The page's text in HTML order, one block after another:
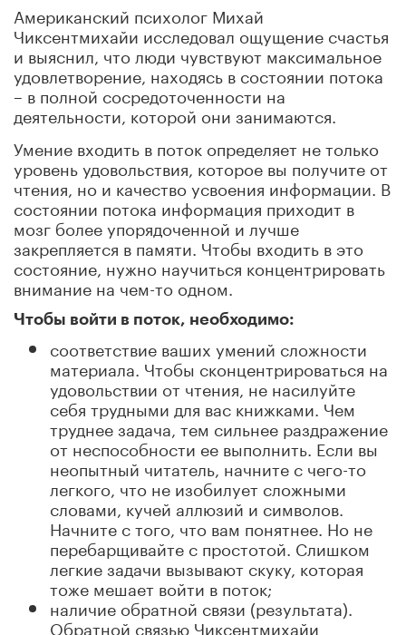
Американский психолог Михай
Чиксентмихайи исследовал ощущение счастья
и выяснил, что люди чувствуют максимальное
удовлетворение, находясь в состоянии потока
– в полной сосредоточенности на
деятельности, которой они занимаются.
Умение входить в поток определяет не только
уровень удовольствия, которое вы получите от
чтения, но и качество усвоения информации. В
состоянии потока информация приходит в
мозг более упорядоченной и лучше
закрепляется в памяти. Чтобы входить в это
состояние, нужно научиться концентрировать
внимание на чем-то одном.
Чтобы войти в поток, необходимо:
соответствие ваших умений сложности
материала. Чтобы сконцентрироваться на
удовольствии от чтения, не насилуйте
себя трудными для вас книжками. Чем
труднее задача, тем сильнее раздражение
от неспособности ее выполнить. Если вы
неопытный читатель, начните с чего-то
легкого, что не изобилует сложными
словами, кучей аллюзий и символов.
Начните с того, что вам понятнее. Но не
перебарщивайте с простотой. Слишком
легкие задачи вызывают скуку, которая
тоже мешает войти в поток;
наличие обратной связи (результата).
Обратной связью Чиксентмихайи